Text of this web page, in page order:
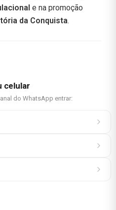
e na promoção
da Conquista.
celular
do WhatsApp entrar: